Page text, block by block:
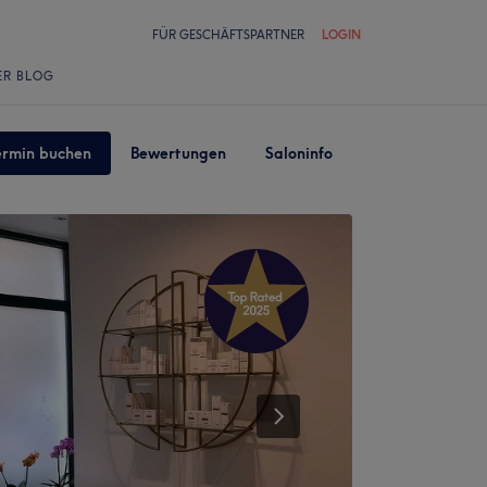
FÜR GESCHÄFTSPARTNER LOGIN
BLOG
buchen Bewertungen Saloninfo